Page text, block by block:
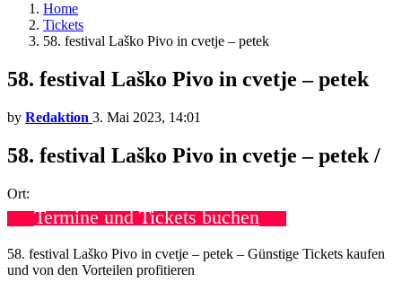
Home
Tickets
58. festival Laško Pivo in cvetje – petek
58. festival Laško Pivo in cvetje – petek
by Redaktion 3. Mai 2023, 14:01
58. festival Laško Pivo in cvetje – petek /
Ort:
Termine und Tickets buchen
58. festival Laško Pivo in cvetje – petek – Günstige Tickets kaufen
und von den Vorteilen profitieren